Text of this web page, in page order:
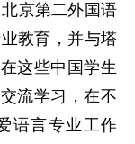
京第二外国语
教育，并与塔
这些中国学生
流学习，在不
语言专业工作